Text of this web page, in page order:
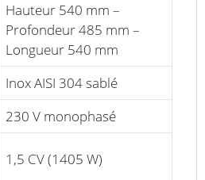
Hauteur 540 mm –
Profondeur 485 mm –
Longueur 540 mm
Inox AISI 304 sablé
230 V monophasé
1,5 CV (1405 W)